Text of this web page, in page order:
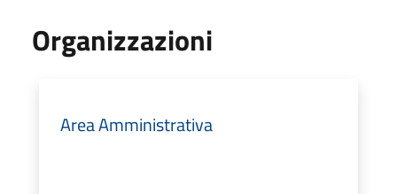
Organizzazioni
Area Amministrativa